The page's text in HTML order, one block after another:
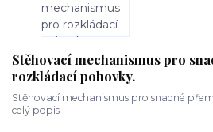
Stěhovací mechanismus pro
rozkládací pohovky.
Stěhovací mechanismus pro snadné
celý popis